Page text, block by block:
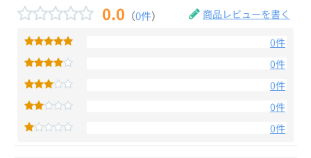
0.0 （0件） 商品レビューを書く
0件
0件
0件
0件
0件